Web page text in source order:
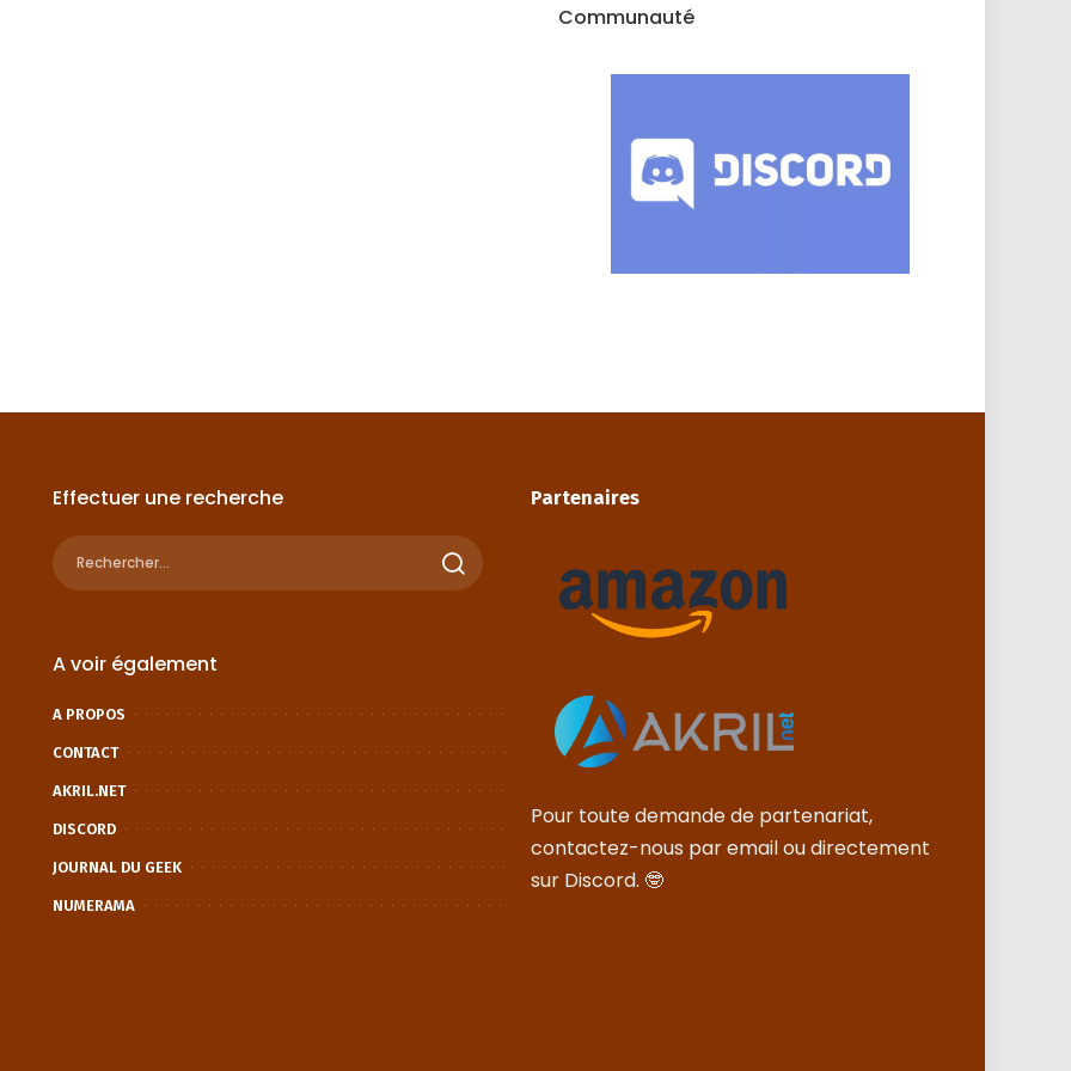
Communauté
Effectuer une recherche
A voir également
A PROPOS
CONTACT
AKRIL.NET
DISCORD
JOURNAL DU GEEK
NUMERAMA
Partenaires
Pour toute demande de partenariat,
contactez-nous par email ou directement
sur Discord. 🤓